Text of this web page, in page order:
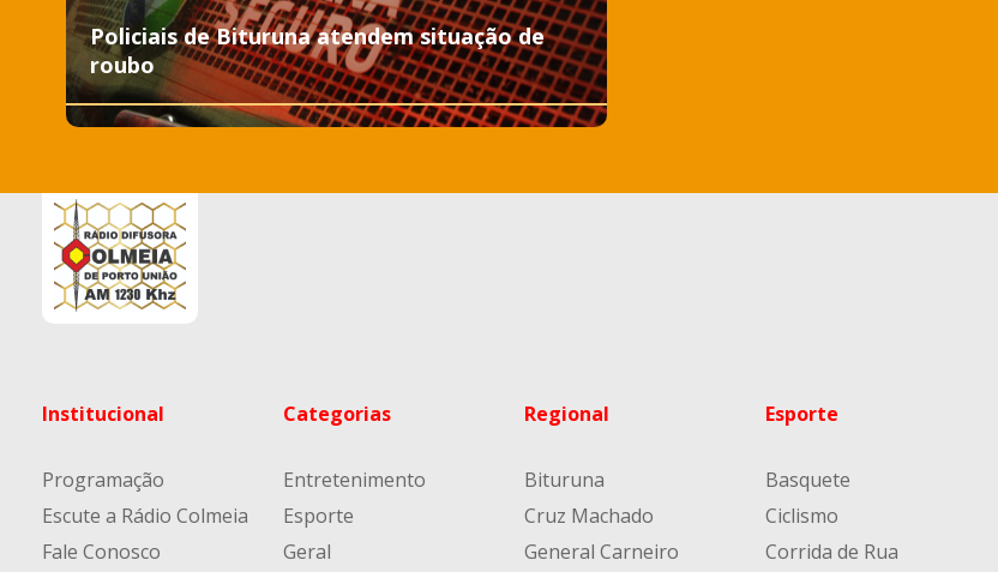
Policiais de Bituruna atendem situação de
roubo
Institucional
Programação
Escute a Rádio Colmeia
Fale Conosco
Categorias
Entretenimento
Esporte
Geral
Regional
Bituruna
Cruz Machado
General Carneiro
Esporte
Basquete
Ciclismo
Corrida de Rua